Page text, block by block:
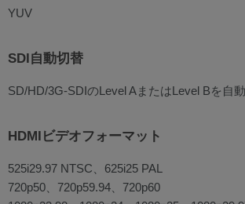
YUV
SDI自動切替
SD/HD/3G-SDIのLevel AまたはLevel Bを自
HDMIビデオフォーマット
525i29.97 NTSC、625i25 PAL
720p50、720p59.94、720p60